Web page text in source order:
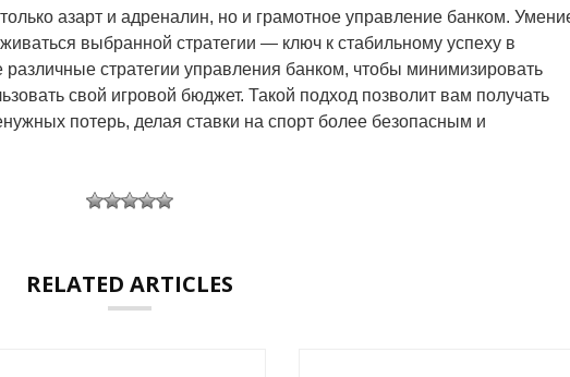
азарт и адреналин, но и грамотное управление банком.
выбранной стратегии — ключ к стабильному успеху в
различные стратегии управления банком, чтобы минимизировать
свой игровой бюджет. Такой подход позволит вам получать
потерь, делая ставки на спорт более безопасным и
RELATED ARTICLES